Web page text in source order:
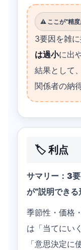
⚠️ ここが“精度
3要因を雑
は過小に出
結果として
関係者の納
🏷️ 利点
サマリー：3
が“説明でき
季節性・価格
は「当てにい
「意思決定に